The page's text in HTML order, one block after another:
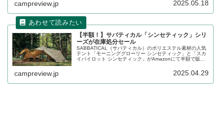
campreview.jp 2025.05.18
【半額！】サバティカル「シンセティック」シリ
ーズが在庫処分セール
SABBATICAL（サバティカル）のポリエステル素材の人気
テント「モーニンググローリー シンセティック」と「スカ
イパイロット シンセティック」がAmazonにて半額で販売
ーズの販売に伴い在庫処分が行われています。詳細をレビ
campreview.jp 2025.04.29